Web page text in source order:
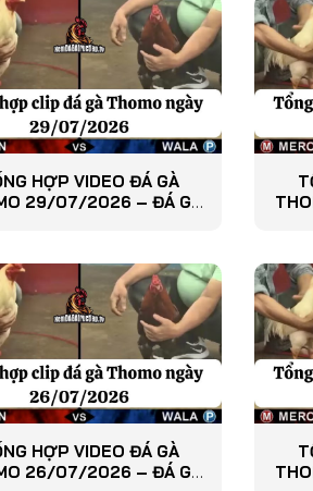
HỢP VIDEO ĐÁ GÀ
29/07/2026 – ĐÁ GÀ
HỢP VIDEO ĐÁ GÀ
26/07/2026 – ĐÁ GÀ